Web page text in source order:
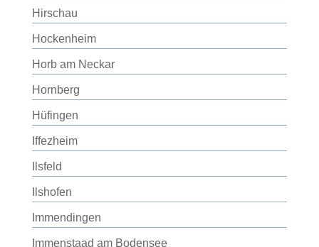
Hirschau
Hockenheim
Horb am Neckar
Hornberg
Hüfingen
Iffezheim
Ilsfeld
Ilshofen
Immendingen
Immenstaad am Bodensee